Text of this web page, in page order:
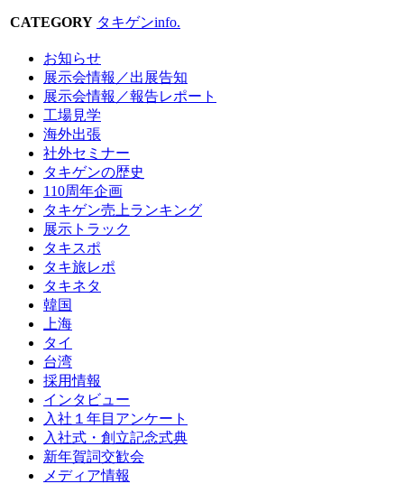
CATEGORY タキゲンinfo.
お知らせ
展示会情報／出展告知
展示会情報／報告レポート
工場見学
海外出張
社外セミナー
タキゲンの歴史
110周年企画
タキゲン売上ランキング
展示トラック
タキスポ
タキ旅レポ
タキネタ
韓国
上海
タイ
台湾
採用情報
インタビュー
入社１年目アンケート
入社式・創立記念式典
新年賀詞交歓会
メディア情報